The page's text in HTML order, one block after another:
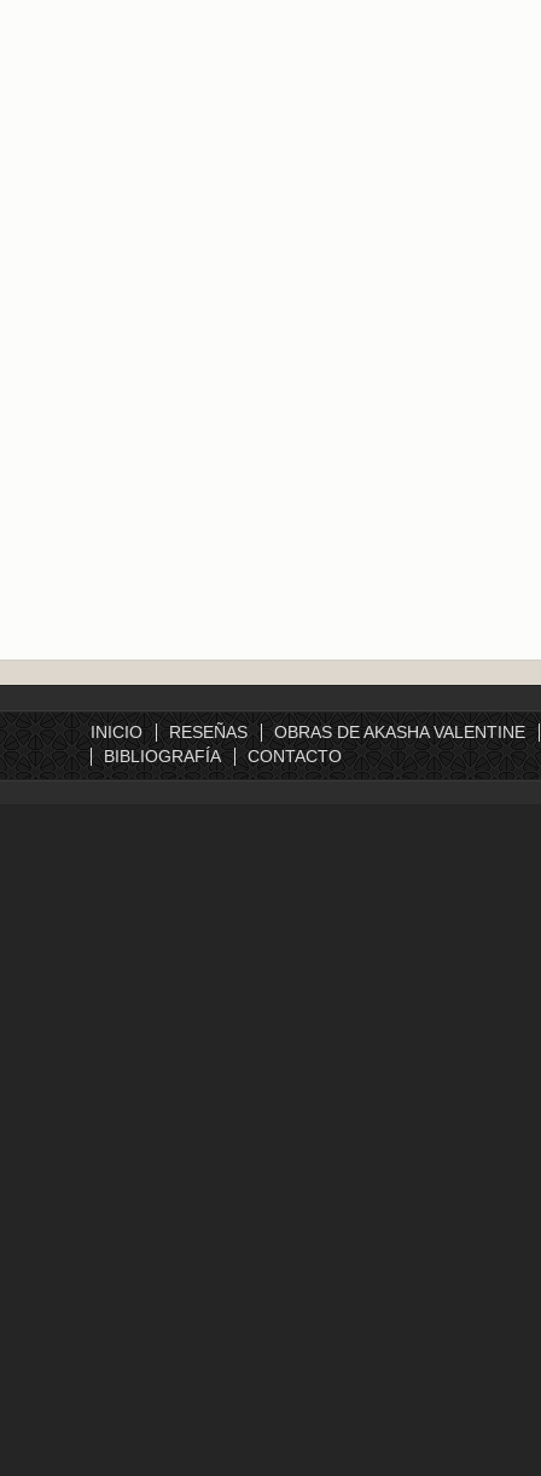
INICIO RESEÑAS
OBRAS DE AKASHA VALENTINE
BIBLIOGRAFÍA
CONTACTO